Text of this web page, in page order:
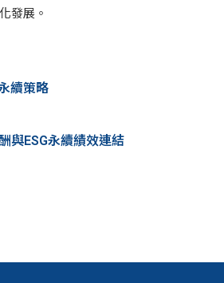
發展。
續策略
與ESG永續績效連結